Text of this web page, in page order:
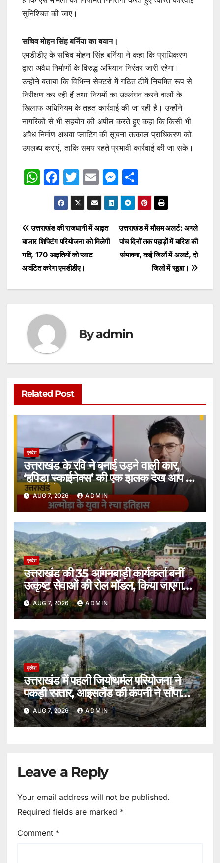
सुनिश्चित की जाए।
सचिव मोहन सिंह बर्निया का बयान।
एमडीडीए के सचिव मोहन सिंह बर्निया ने कहा कि प्राधिकरण
द्वारा अवैध निर्माणों के विरुद्ध अभियान निरंतर जारी रहेगा।
उन्होंने बताया कि विभिन्न सेक्टरों में गठित टीमें नियमित रूप से
निरीक्षण कर रही हैं तथा नियमों का उल्लंघन करने वालों के
खिलाफ अधिनियम के तहत कार्रवाई की जा रही है। उन्होंने
नागरिकों से भी सहयोग की अपील करते हुए कहा कि किसी भी
अवैध निर्माण अथवा प्लाटिंग की सूचना तत्काल प्राधिकरण को
उपलब्ध कराएं, ताकि समय रहते प्रभावी कार्रवाई की जा सके।
W
s
A
p
p
F
a
c
e
b
o
o
k
T
w
itt
er
E
m
ai
l
M
e
s
s
e
n
er
h
ar
e
Post
navigation
उत्तराखंड में मौसम अलर्ट: अगले
पांच दिनों तक पहाड़ों में बारिश की
संभावना, कई जिलों में अलर्ट, दो
जिलों में सूखा।
उत्तराखंड की राजधानी में आढ़त
बाजार शिफ्टिंग परियोजना को मिलेगी
गति, 170 आढ़तियों को प्लाट
आवंटित करेगा एमडीडीए।
Byadmin
Related Post
प्रदेश
उत्तराखंड के रवि ने बनाई उड़ने वाली कार,
‘हपिडा स्काईनेक्स’ की एक झलक देख आप भी
कह उठेंगे शानदार।
AUG 7, 2026 ADMIN
प्रदेश
उत्तराखंड की 35 आंगनबाड़ी कार्यकर्ता बनीं
उत्कृष्ट सेवाओं की रोल मॉडल, किया जाएगा
सम्मानित।
AUG 7, 2026 ADMIN
प्रदेश
उत्तराखंड में पहली जियोथर्मल परियोजना ने
पकड़ी रफ्तार, आइसलैंड की कंपनी ने सौंपा
ब्लूप्रिंट।
AUG 7, 2026 ADMIN
Leave a Reply
Your email address will not be published.
Required fields are marked *
Comment *